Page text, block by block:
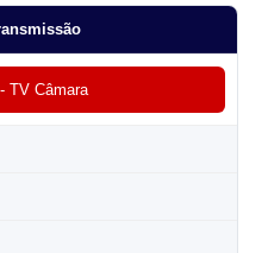
TV Câmara